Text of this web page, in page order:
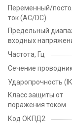
Переменный/
ток (AC/DC)
Предельный
входных
Частота, Гц
Сечение
Ударопрочность
Класс защиты от
поражения током
Код ОКПД2